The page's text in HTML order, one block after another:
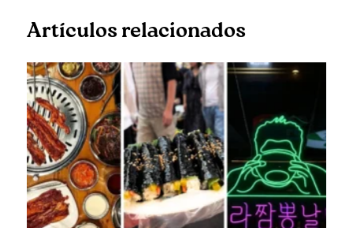
Artículos relacionados